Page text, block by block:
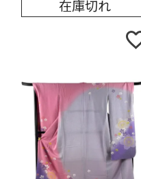
在庫切れ